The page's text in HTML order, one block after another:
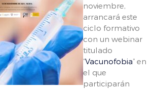
noviembre,
arrancará este
ciclo formativo
con un webinar
titulado
“Vacunofobia” en
el que
participarán